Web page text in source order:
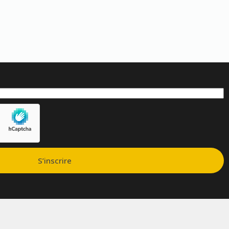
S’inscrire